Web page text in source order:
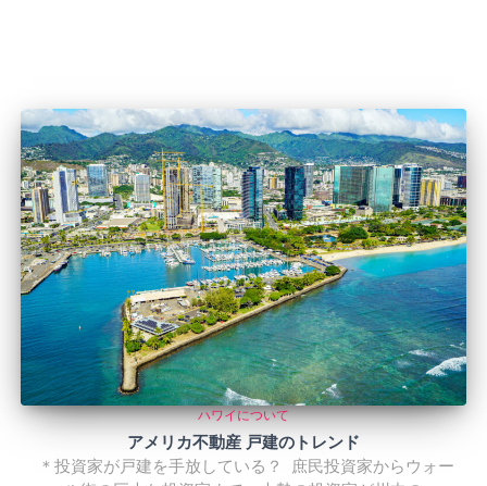
ハワイについて
アメリカ不動産 戸建のトレンド
＊投資家が戸建を手放している？ 庶民投資家からウォー